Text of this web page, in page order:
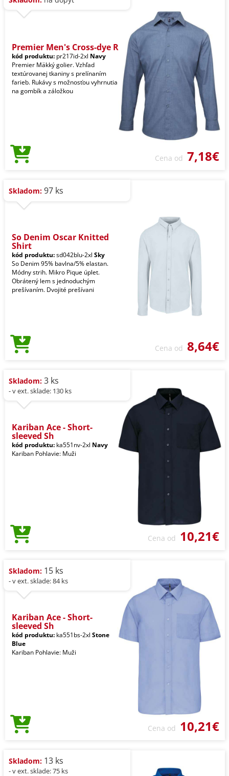
Premier Men's Cross-dye R
kód produktu: pr217id-2xl Navy
Premier Mäkký golier. Vzhľad
textúrovanej tkaniny s prelínaním
farieb. Rukávy s možnosťou vyhrnutia
na gombík a záložkou
Cena od 7,18€
Skladom: 97 ks
So Denim Oscar Knitted
Shirt
kód produktu:sd042blu-2xl Sky
So Denim 95% bavlna/5% elastan.
Módny strih. Mikro Pique úplet.
Obrátený lem s jednoduchým
prešívaním. Dvojité prešívani
Cena od 8,64€
Skladom: 3 ks
- v ext. sklade: 130 ks
Kariban Ace - Short-
sleeved Sh
kód produktu: ka551nv-2xl Navy
Kariban Pohlavie: Muži
Cena od 10,21€
Skladom: 15 ks
- v ext. sklade: 84 ks
Kariban Ace - Short-
sleeved Sh
kód produktu: ka551bs-2xl Stone
Blue
Kariban Pohlavie: Muži
Cena od 10,21€
Skladom: 13 ks
- v ext. sklade: 75 ks